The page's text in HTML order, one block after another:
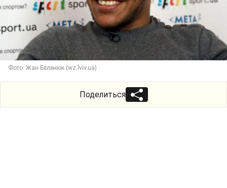
Фото: Жан Беленюк (wz.lviv.ua)
Поделиться